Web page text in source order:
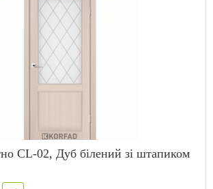
CL-02, Дуб білений зі штапиком